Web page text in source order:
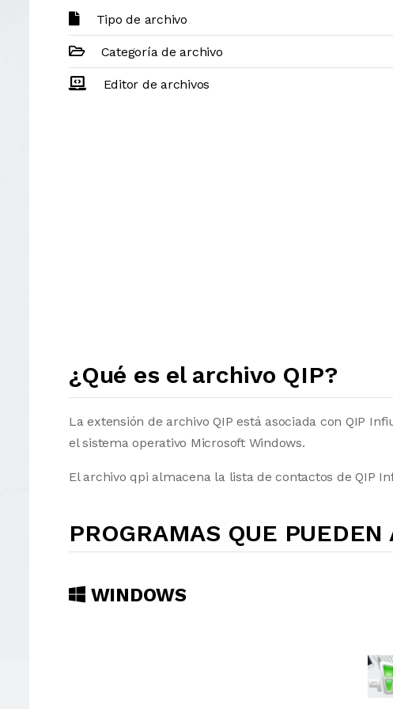
Tipo de archivo
Categoría de archivo
Editor de archivos
¿Qué es el archivo QIP?
La extensión de archivo QIP está asociada con QIP
el sistema operativo Microsoft Windows.
El archivo qpi almacena la lista de contactos de QIP
PROGRAMAS QUE
WINDOWS